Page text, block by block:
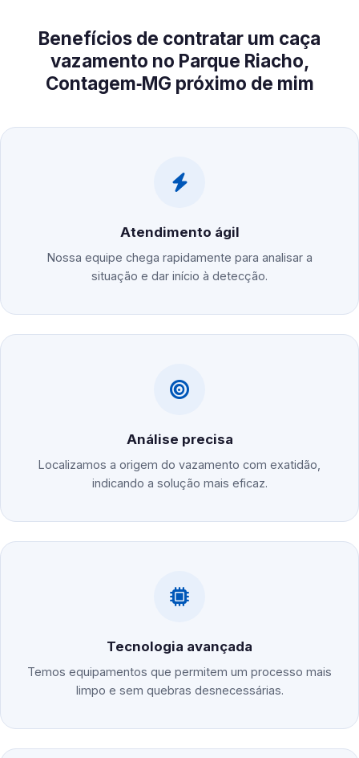
Benefícios de contratar um caça
vazamento no Parque Riacho,
Contagem‑MG próximo de mim
Atendimento ágil
Nossa equipe chega rapidamente para analisar a
situação e dar início à detecção.
Análise precisa
Localizamos a origem do vazamento com exatidão,
indicando a solução mais eficaz.
Tecnologia avançada
Temos equipamentos que permitem um processo mais
limpo e sem quebras desnecessárias.